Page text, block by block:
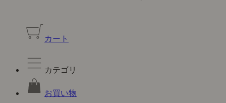
カート
カテゴリ
お買い物